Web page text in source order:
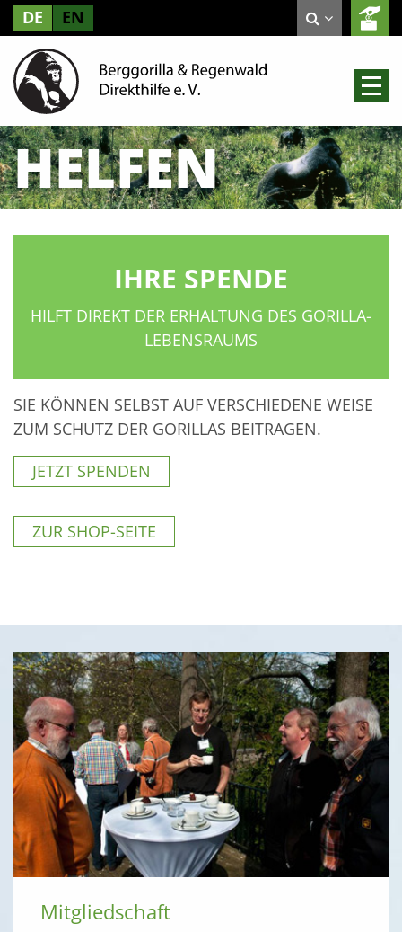
DE EN
HELFEN
IHRE SPENDE
HILFT DIREKT DER ERHALTUNG DES GORILLA-
LEBENSRAUMS
SIE KÖNNEN SELBST AUF VERSCHIEDENE WEISE
ZUM SCHUTZ DER GORILLAS BEITRAGEN.
JETZT SPENDEN
ZUR SHOP-SEITE
Mitgliedschaft